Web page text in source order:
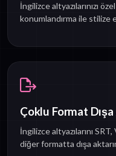
İngilizce altyazılarınızı
konumlandırma ile stilize
Çoklu Format
İngilizce altyazılarını
diğer formatta dışa